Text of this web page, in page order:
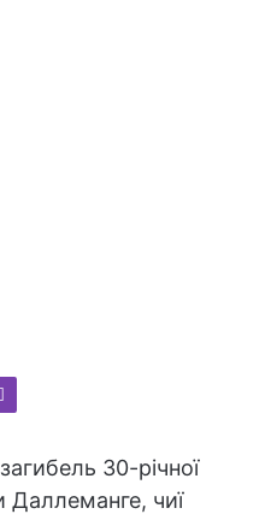
30-річної
Даллеманге, чиї